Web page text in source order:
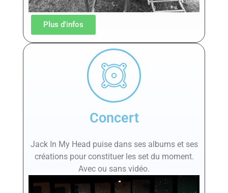
Plus d'infos
Concert
Jack In My Head puise dans ses albums et ses
créations pour constituer les set du moment.
Avec ou sans vidéo.